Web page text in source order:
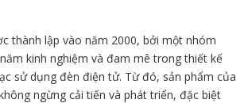
thành lập vào năm 2000, bởi một nhóm
kinh nghiệm và đam mê trong thiết kế
sử dụng đèn điện tử. Từ đó, sản phẩm của
ngừng cải tiến và phát triển, đặc biệt